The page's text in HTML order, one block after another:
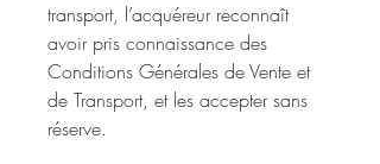
transport, l’acquéreur reconnaît
avoir pris connaissance des
Conditions Générales de Vente et
de Transport, et les accepter sans
réserve.